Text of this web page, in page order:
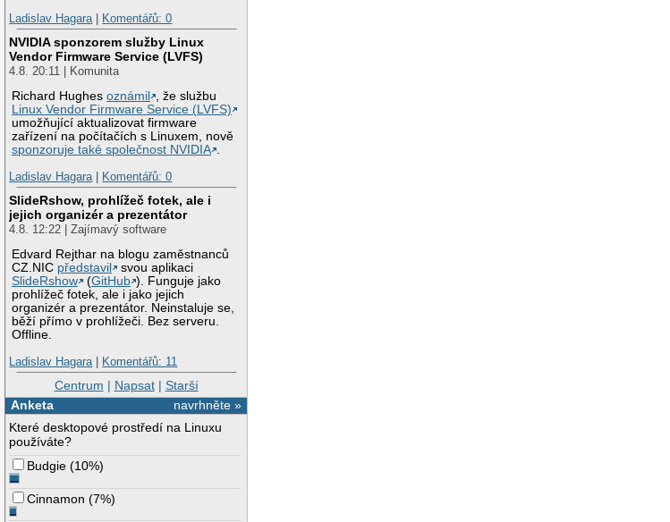
Ladislav Hagara| Komentářů: 0
NVIDIA sponzorem služby Linux
Vendor Firmware Service (LVFS)
4.8. 20:11 | Komunita
Richard Hughesoznámil
, že službu
Linux Vendor Firmware Service (LVFS)
umožňující aktualizovat firmware
zařízení na počítačích s Linuxem, nově
sponzoruje také společnost NVIDIA .
Ladislav Hagara| Komentářů: 0
SlideRshow, prohlížeč fotek, ale i
jejich organizér a prezentátor
4.8. 12:22 | Zajímavý software
Edvard Rejthar na blogu zaměstnanců
CZ.NIC představil
svou aplikaci
SlideRshow
(GitHub ). Funguje jako
prohlížeč fotek, ale i jako jejich
organizér a prezentátor. Neinstaluje se,
běží přímo v prohlížeči. Bez serveru.
Offline.
Ladislav Hagara| Komentářů: 11
Centrum | Napsat| Starší
navrhněte »
Anketa
Které desktopové prostředí na Linuxu
používáte?
Budgie (10%)
Cinnamon (7%)